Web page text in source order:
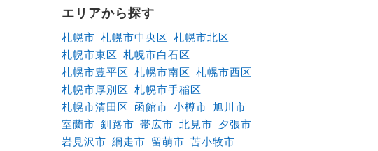
エリアから探す
札幌市 札幌市中央区 札幌市北区
札幌市東区 札幌市白石区
札幌市豊平区 札幌市南区 札幌市西区
札幌市厚別区 札幌市手稲区
札幌市清田区
函館市 小樽市 旭川市
室蘭市 釧路市 帯広市 北見市 夕張市
岩見沢市 網走市 留萌市 苫小牧市